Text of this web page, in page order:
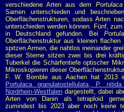
verschiedene Arten aus dem
Samen unterschieden und
Oberflächenstrukturen, sodass Arten
unterschieden werden können. Fünf,
in Deutschland gefunden. Bei
Oberflächenstruktur aus kleinen
spitzen Armen, die nahtlos ineinander
dieser Sterne sitzen zwei bis drei
Tuberkel die Schärfentiefe optischer
Mikroskopieren dieser
F. W. Bomble aus Aachen hat 2013
Portulaca granulatostellulata, P.
Nordrhein-Westfalen dargestellt, dabei
Arten von Danin als tetraploid
zumindest bis 2023 aber noch keine